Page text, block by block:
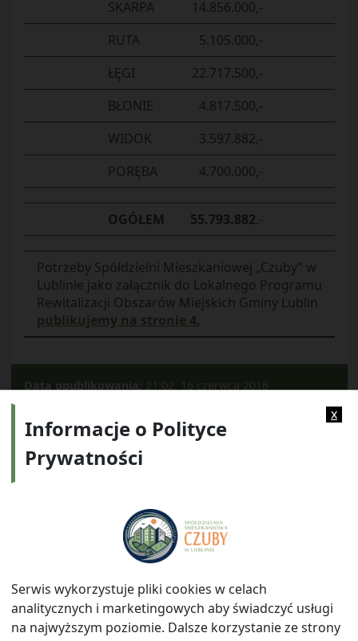
SKARPA
14.856.000,-
RUTA
5.105.000,-
ŁĘGI
22.717.500,-
BŁONIE
4.817.500,-
WIDOK
3.597.882,-
PORĘBA
4.700.000,-
OGÓŁEM 55.793.882.-
Potrzeby Spółdzielni Mieszkaniowej „Czuby” w
Lublinie jako załącznik do Lokalnego Programu
Rewitalizacji Obszarów Miejskich Gminy Lublin
publikujemy na stronie 4.
Data opublikowania: 21:02, 16 czerwca 2016
ul. Watykańska 6, 20-538 Lublin
Telefon: 814641700 E-mail: info@smczuby.pl
x
Informacje o Polityce
Prywatności
Serwis wykorzystuje pliki cookies w celach
analitycznych i marketingowych aby świadczyć usługi
na najwyższym poziomie. Dalsze korzystanie ze strony